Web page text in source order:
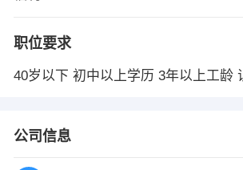
职位要求
40岁以下 初中以上学历 3年以上工龄
公司信息